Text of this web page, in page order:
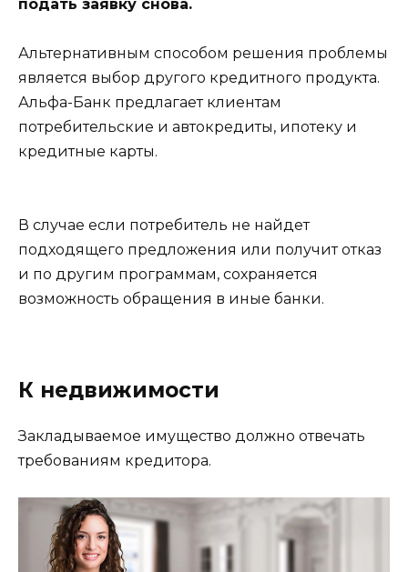
подать заявку снова.
Альтернативным способом решения проблемы
является выбор другого кредитного продукта.
Альфа-Банк предлагает клиентам
потребительские и автокредиты, ипотеку и
кредитные карты.
В случае если потребитель не найдет
подходящего предложения или получит отказ
и по другим программам, сохраняется
возможность обращения в иные банки.
К недвижимости
Закладываемое имущество должно отвечать
требованиям кредитора.